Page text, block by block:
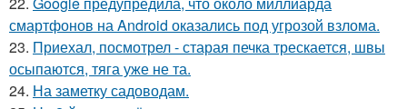
смартфонов на Android оказались под угрозой взлома.
23. Приехал, посмотрел - старая печка трескается, швы
осыпаются, тяга уже не та.
24. На заметку садоводам.